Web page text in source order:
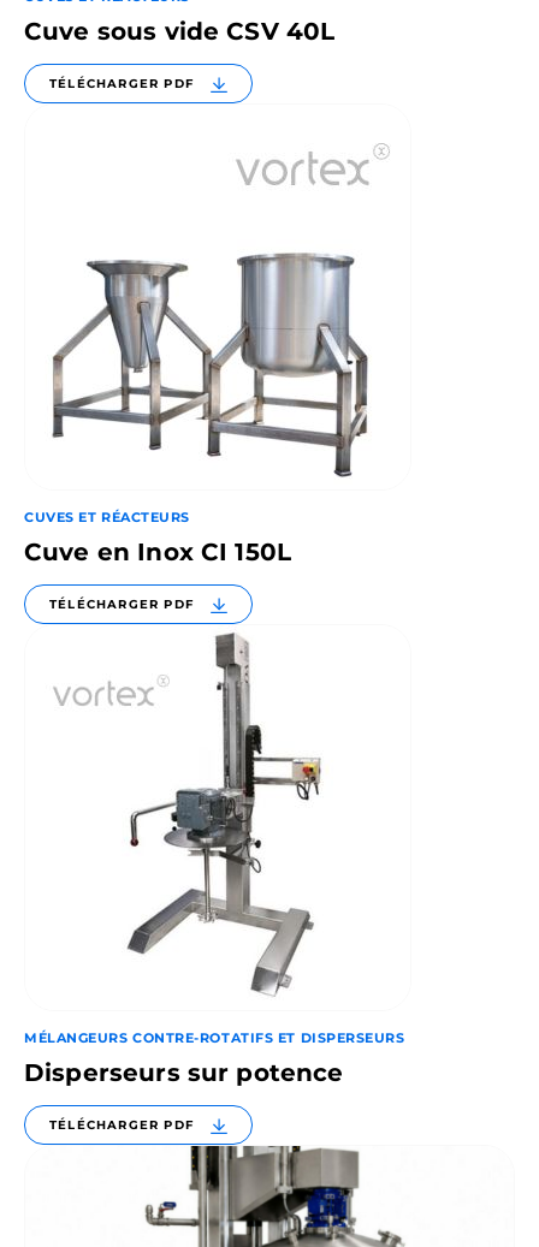
Cuve sous vide CSV 40L
TÉLÉCHARGER PDF
CUVES ET RÉACTEURS
Cuve en Inox CI 150L
TÉLÉCHARGER PDF
MÉLANGEURS CONTRE-ROTATIFS ET DISPERSEURS
Disperseurs sur potence
TÉLÉCHARGER PDF